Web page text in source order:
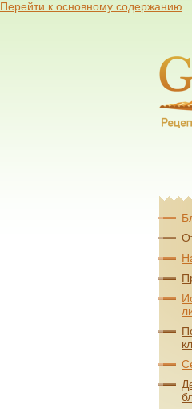
Перейти к основному содержанию